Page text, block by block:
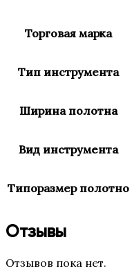
Торговая марка
Тип инструмента
Ширина полотна
Вид инструмента
Типоразмер полотно
Отзывы
Отзывов пока нет.